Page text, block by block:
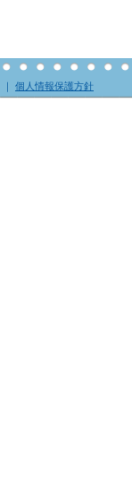
｜ 個人情報保護方針